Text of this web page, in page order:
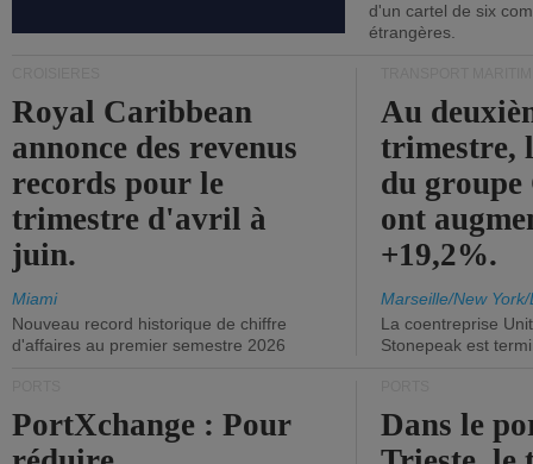
d'un cartel de six
étrangères.
Royal Caribbean
annonce des revenus
records pour le
trimestre d'avril à
juin.
Miami
Nouveau record historique de chiffre
d'affaires au premier semestre 2026
Au
trimestre,
du
ont
+19,2%.
Marseille/New
La coentreprise
Stonepeak est
PortXchange : Pour
Dans le